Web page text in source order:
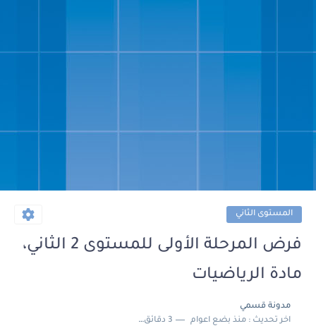
المستوى الثاني
فرض المرحلة الأولى للمستوى 2 الثاني،
مادة الرياضيات
مدونة قسمي
اخر تحديث :منذ بضع اعوام 3 دقائق للقراءة